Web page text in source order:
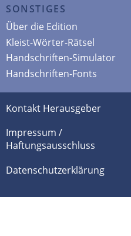
SONSTIGES
Über die Edition
Kleist-Wörter-Rätsel
Handschriften-Simulator
Handschriften-Fonts
Kontakt Herausgeber
Impressum /
Haftungsausschluss
Datenschutzerklärung